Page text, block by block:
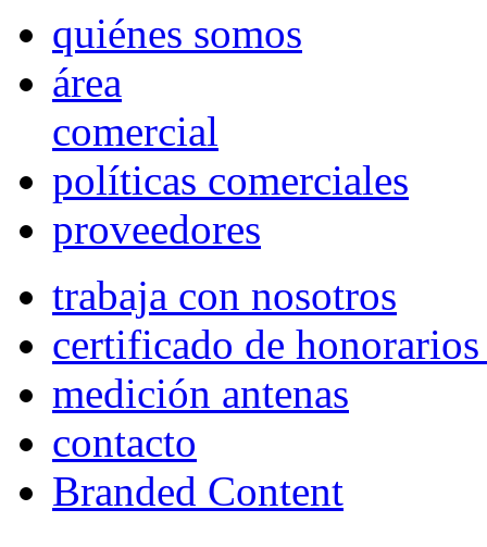
quiénes somos
área
comercial
políticas comerciales
proveedores
trabaja con nosotros
certificado de
medición antenas
contacto
Branded Content